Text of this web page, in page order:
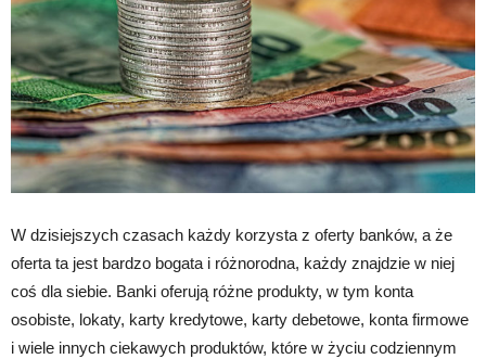
W dzisiejszych czasach każdy korzysta z oferty banków, a że
oferta ta jest bardzo bogata i różnorodna, każdy znajdzie w niej
coś dla siebie. Banki oferują różne produkty, w tym konta
osobiste, lokaty, karty kredytowe, karty debetowe, konta firmowe
i wiele innych ciekawych produktów, które w życiu codziennym